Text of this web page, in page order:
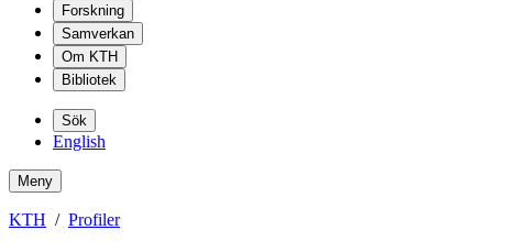
Forskning
Samverkan
Om KTH
Bibliotek
Sök
English
Meny
KTH Profiler